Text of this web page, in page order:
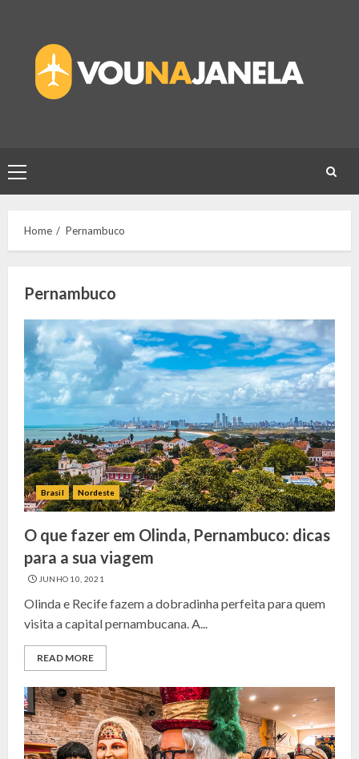
content
Primary
Menu
Home Pernambuco
Pernambuco
Brasil Nordeste
O que fazer em Olinda, Pernambuco: dicas
para a sua viagem
JUNHO 10, 2021
Olinda e Recife fazem a dobradinha perfeita para quem
visita a capital pernambucana. A...
READ MORE